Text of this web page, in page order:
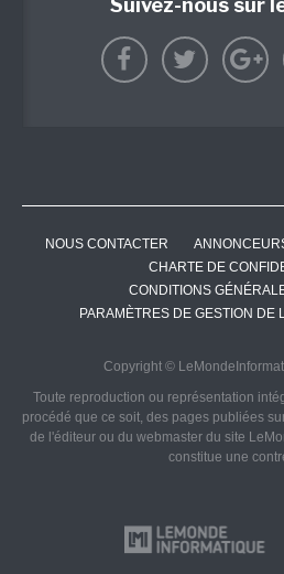
Suivez-nous sur
NOUS CONTACTER
CHARTE DE
CONDITIONS
PARAMÈTRES DE GESTION DE
Copyright ©
Toute reproduction ou représentation
procédé que ce soit, des pages publiées
de l'éditeur ou du webmaster du site
constitue une